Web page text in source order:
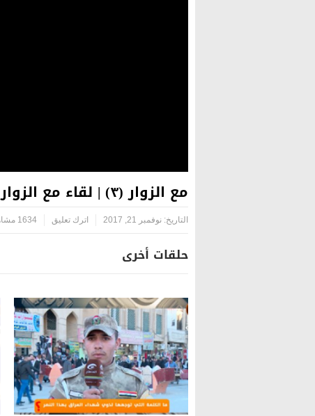
مع الزوار (٣) | لقاء مع الزوار القادمين لزيارة أمير المؤمنين (ع) بذكرى وفاة الرسول الأعظم (ص) – ج٣
التاريخ: نوفمبر 21, 2017 اترك تعليق 1634 مشاهدة
حلقات أخرى